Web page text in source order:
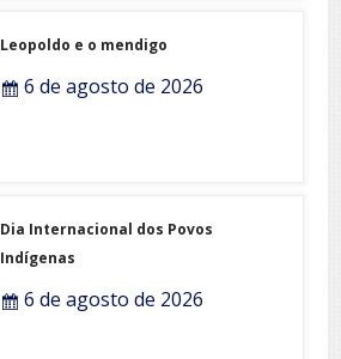
Leopoldo e o mendigo
6 de agosto de 2026
Dia Internacional dos Povos
Indígenas
6 de agosto de 2026